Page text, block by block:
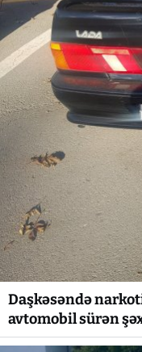
Daşkəsəndə
avtomobil sürən